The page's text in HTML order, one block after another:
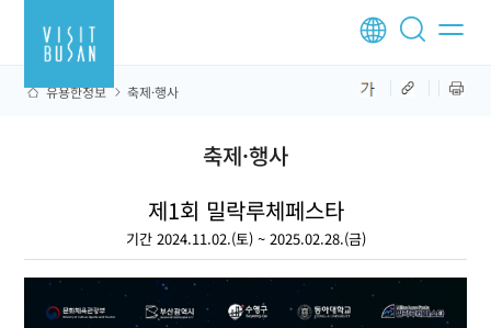
유용한정보 축제·행사
축제·행사
제1회 밀락루체페스타
기간 2024.11.02.(토) ~ 2025.02.28.(금)